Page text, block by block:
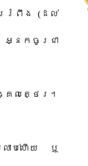
រ​រំពឹង​ ​(​ដល់​
នក​ចូរ​ជា​
លត្ថេរ​។​
ាប់​ហើយ​ ​ឬ